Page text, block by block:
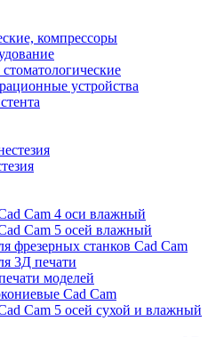
компрессоры
устройства
Cam 4 оси влажный
Cam 5 осей влажный
фрезерных станков Cad Cam
3Д печати
моделей
Cad Cam
Cam 5 осей сухой и влажный